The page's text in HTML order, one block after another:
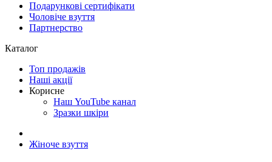
Подарункові сертифікати
Чоловіче взуття
Партнерство
Каталог
Топ продажів
Наші акції
Корисне
Наш YouTube канал
Зразки шкіри
Жіноче взуття